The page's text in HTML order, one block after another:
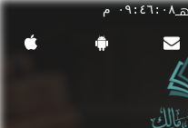
٠٩:٤٦:٠٨ م